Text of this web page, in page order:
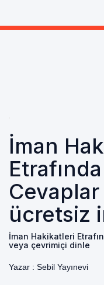
İman
ücretsiz
İman Hakikatleri
veya çevrimiçi dinle
Yazar : Sebil Yayınevi